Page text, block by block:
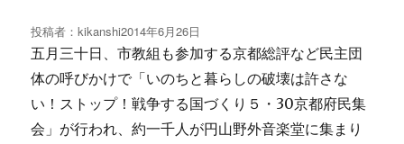
投稿者：kikanshi投
稿
2014年6月26日
五月三十日、市教組も参加する京都総評など民主団
体の呼びかけで「いのちと暮らしの破壊は許さな
い！ストップ！戦争する国づくり５・30京都府民集
会」が行われ、約一千人が円山野外音楽堂に集まり